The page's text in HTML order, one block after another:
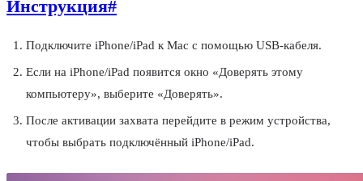
Инструкция#
Подключите iPhone/iPad к Mac с помощью USB-кабеля.
Если на iPhone/iPad появится окно «Доверять этому
компьютеру», выберите «Доверять».
После активации захвата перейдите в режим устройства,
чтобы выбрать подключённый iPhone/iPad.